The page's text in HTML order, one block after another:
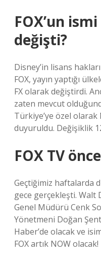
FOX’un
değişti?
Disney’in lisans
FOX, yayın yaptığı
FX olarak değiştirdi.
zaten mevcut
Türkiye’ye özel olarak
duyuruldu. Değişiklik
FOX TV
Geçtiğimiz haftalarda
gece gerçekleşti. Walt
Genel Müdürü Cenk
Yönetmeni Doğan
Haber’de olacak ve
FOX artık NOW olacak!